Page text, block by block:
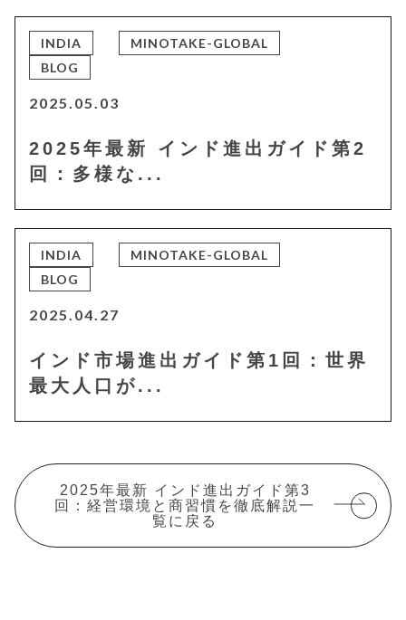
INDIA
MINOTAKE-GLOBAL
BLOG
2025.05.03
2025年最新 インド進出ガイド第2
回：多様な...
INDIA
MINOTAKE-GLOBAL
BLOG
2025.04.27
インド市場進出ガイド第1回：世界
最大人口が...
2025年最新 インド進出ガイド第3
回：経営環境と商習慣を徹底解説一
覧に戻る